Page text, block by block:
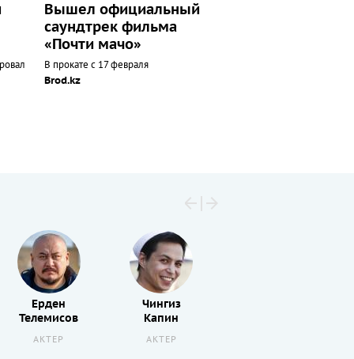
Вышел официальный
саундтрек фильма
«Почти мачо»
В прокате с 17 февраля
Brod.kz
Ерден
Телемисов
АКТЕР
Чингиз
Капин
АКТЕР